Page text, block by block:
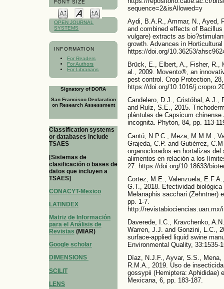
FONT SIZE
OPEN JOURNAL
SYSTEMS
INFORMATION
For Readers
For Authors
For Librarians
Signatory of DORA
San Francisco Declaration
on Research Assessment
Classification systems
or databases include
TSAES
[Sistemas de
clasificación o bases de
datos que incluyen a
TSAES]
CONACYT-Mexico
LATINDEX
Matriz de Información
para el Análisis de
Revistas (MIAR)
Google scholar
DIMENSIONS
SCILIT
LENS
sequence=2&isAllowed=y
Aydi, B.A.R., Ammar, N., Ayed,
and combined effects of
vulgare) extracts as
growth. Advances in
https://doi.org/10.36253/
Brück, E., Elbert, A., Fisher, R.,
al., 2009. Movento®, an
pest control. Crop Protection,
https://doi.org/10.1016/
Candelero, D.J., Cristóbal, A.J.,
and Ruíz, S.E., 2015.
plántulas de Capsicum
incognita. Phyton, 84, pp. 113-
Cantú, N.P.C., Meza, M.M.M.,
Grajeda, C.P. and Gutiérrez,
organoclorados en hortalizas
alimentos en relación a los
27. https://doi.org/10.18633/
Cortez, M.E., Valenzuela,
G.T., 2018. Efectividad
Melanaphis sacchari (Zehntner)
pp. 1-7.
http://
Daverede, I.C., Kravchenko,
Warren, J.J. and Gonzini, L.C.,
surface-applied liquid swine
Environmental Quality, 33:1535-
Díaz, N.J.F., Ayvar, S.S.,
R.M.A., 2019. Uso de
gossypii (Hemiptera: Aphididae)
Mexicana, 6, pp. 183-187.